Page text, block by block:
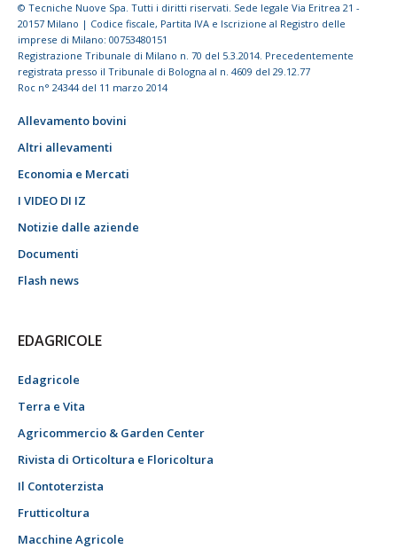
© Tecniche Nuove Spa. Tutti i diritti riservati. Sede legale Via Eritrea 21 -
20157 Milano | Codice fiscale, Partita IVA e Iscrizione al Registro delle
imprese di Milano: 00753480151
Registrazione Tribunale di Milano n. 70 del 5.3.2014. Precedentemente
registrata presso il Tribunale di Bologna al n. 4609 del 29.12.77
Roc n° 24344 del 11 marzo 2014
Allevamento bovini
Altri allevamenti
Economia e Mercati
I VIDEO DI IZ
Notizie dalle aziende
Documenti
Flash news
EDAGRICOLE
Edagricole
Terra e Vita
Agricommercio & Garden Center
Rivista di Orticoltura e Floricoltura
Il Contoterzista
Frutticoltura
Macchine Agricole